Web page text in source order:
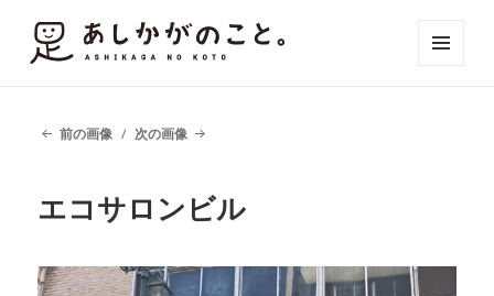
前の画像 次の画像
エコサロンビル